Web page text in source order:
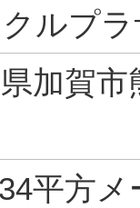
ルプ
加賀市
平方